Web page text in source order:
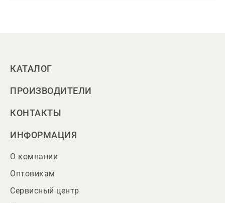
КАТАЛОГ
ПРОИЗВОДИТЕЛИ
КОНТАКТЫ
ИНФОРМАЦИЯ
О компании
Оптовикам
Сервисный центр